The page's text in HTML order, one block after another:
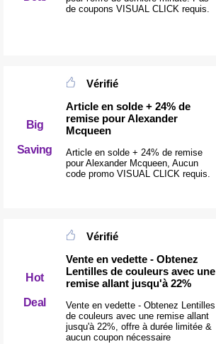
de coupons VISUAL CLICK requis.
Big
Saving
Vérifié
Article en solde + 24% de
remise pour Alexander
Mcqueen
Article en solde + 24% de remise
pour Alexander Mcqueen, Aucun
code promo VISUAL CLICK requis.
Hot
Deal
Vérifié
Vente en vedette - Obtenez
Lentilles de couleurs avec une
remise allant jusqu'à 22%
Vente en vedette - Obtenez Lentilles
de couleurs avec une remise allant
jusqu'à 22%, offre à durée limitée &
aucun coupon nécessaire